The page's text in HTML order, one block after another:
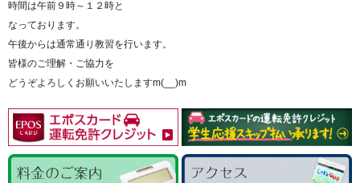
時間は午前９時～１２時と
なっております。
午後からは通常通り教習を行います。
皆様のご理解・ご協力を
どうぞよろしくお願いいたしますm(__)m